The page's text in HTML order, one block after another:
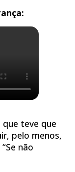
que teve que
pelo menos,
não